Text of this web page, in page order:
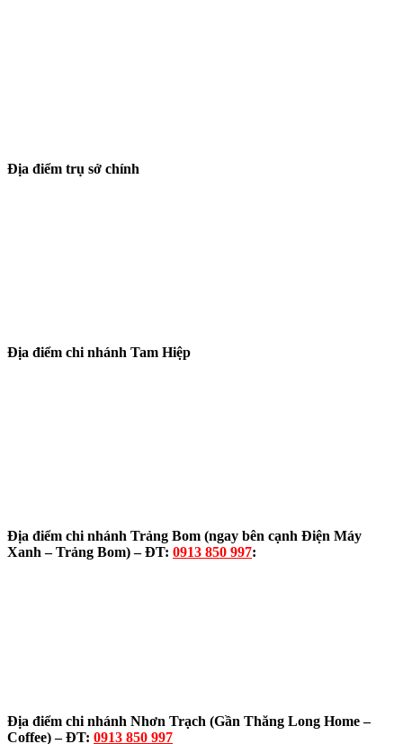
Địa điểm trụ sở chính
Địa điểm chi nhánh Tam Hiệp
Địa điểm chi nhánh Trảng Bom (ngay bên cạnh Điện Máy
Xanh – Trảng Bom) – ĐT: 0913 850 997:
Địa điểm chi nhánh Nhơn Trạch (Gần Thăng Long Home –
Coffee) – ĐT: 0913 850 997